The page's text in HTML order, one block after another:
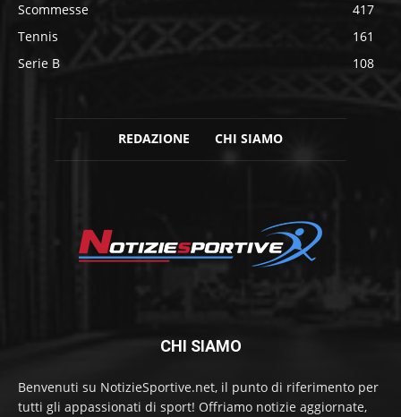
Scommesse
417
Tennis
161
Serie B
108
REDAZIONE CHI SIAMO
CHI SIAMO
Benvenuti su NotizieSportive.net, il punto di riferimento per
tutti gli appassionati di sport! Offriamo notizie aggiornate,